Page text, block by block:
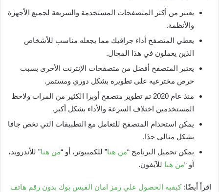
يعتبر من أكثر المتصفحات المستخدمة والسريعة لجميع الأجهزة
والأنظمة.
يعطي المتصفح أداء جرافيك مما يجعله مناسب للأشخاص
الذين يعملون في هذا المجال.
يعتبر المتصفح أفضل من متصفحات الإنترنت الأخرى بسبب
حرص مخترعيه على تطويره بشكل دوري ومستمر.
منذ عام 2020 تم تطوير متصفح أوبرا الكثير من المرات ولاحظ
المستخدمين اختلاف السرعة والأداء بشكل أكبر.
يمكن استخدام المتصفح للتعامل مع التطبيقات التي تخص جافا
بشكل مثالي جدًا.
يمكن تحميل البرنامج “من هنا” للكمبيوتر، أو “من هنا” للأندرويد،
أو “من هنا للآيفون.
اقرأ أيضًا:كيفيه الحصول علي رمز امان الفيس بوك بدون رقم هاتف